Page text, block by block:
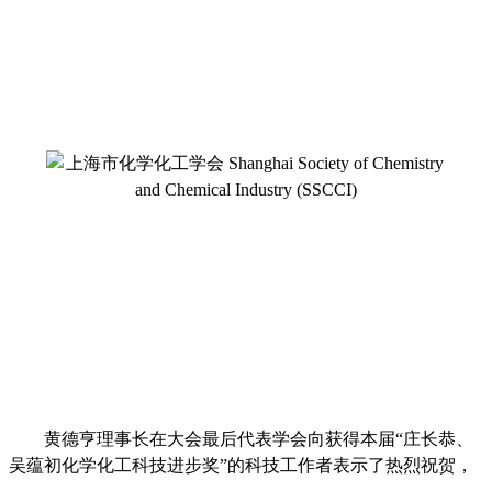
黄德亨理事长在大会最后代表学会向获得本届“庄长恭、
吴蕴初化学化工科技进步奖”的科技工作者表示了热烈祝贺，